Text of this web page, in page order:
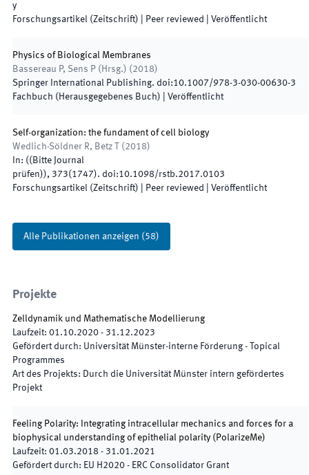
y
Forschungsartikel (Zeitschrift) | Peer reviewed Veröffentlicht
Physics of Biological Membranes
Bassereau P, Sens P ( Hrsg.) ( 2018)
Springer International Publishing. doi:10.1007/978-3-030-00630-3
Fachbuch (Herausgegebenes Buch)
Veröffentlicht
Self-organization: the fundament of cell biology
Wedlich-Söldner R, Betz T
( 2018)
In: ((Bitte Journal
prüfen)), 373(1747). doi:10.1098/rstb.2017.0103
Forschungsartikel (Zeitschrift) | Peer reviewed Veröffentlicht
Alle Publikationen anzeigen (58)
Projekte
Zelldynamik und Mathematische Modellierung
Laufzeit: 01.10.2020 - 31.12.2023
Gefördert durch: Universität Münster-interne Förderung - Topical
Programmes
Art des Projekts: Durch die Universität Münster intern gefördertes
Projekt
Feeling Polarity: Integrating intracellular mechanics and forces for a
biophysical understanding of epithelial polarity ( PolarizeMe)
Laufzeit: 01.03.2018 - 31.01.2021
Gefördert durch: EU H2020 - ERC Consolidator Grant